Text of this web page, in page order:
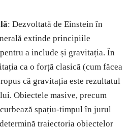
: Dezvoltată de Einstein în
extinde principiile
a include și gravitația. În
ca o forță clasică (cum făcea
că gravitația este rezultatul
Obiectele masive, precum
spațiu-timpul în jurul
traiectoria obiectelor